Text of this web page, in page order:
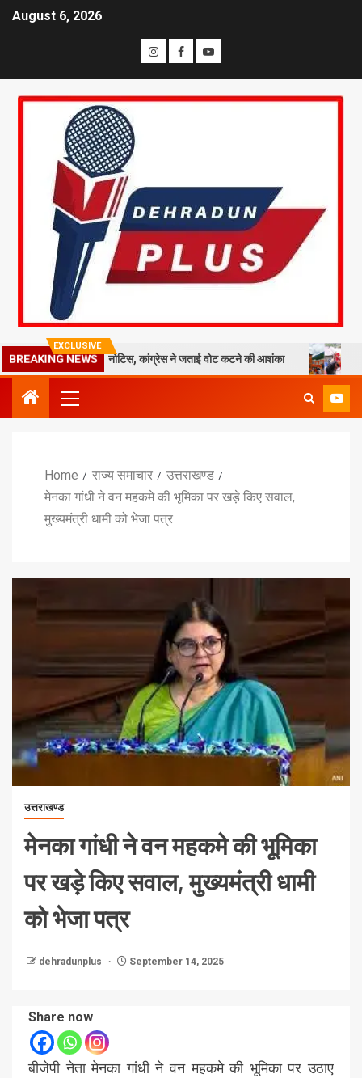
August 6, 2026
EXCLUSIVE
BREAKING NEWS
मतदाताओं को नोटिस, कांग्रेस ने जताई वोट कटने की आशंका धराली आपदा
Home राज्य समाचार
उत्तराखण्ड
मेनका गांधी ने वन महकमे की भूमिका पर खड़े किए सवाल,
मुख्यमंत्री धामी को भेजा पत्र
उत्तराखण्ड
मेनका गांधी ने वन महकमे की भूमिका
पर खड़े किए सवाल, मुख्यमंत्री धामी
को भेजा पत्र
dehradunplus September 14, 2025
Share now
बीजेपी नेता मेनका गांधी ने वन महकमे की भूमिका पर उठाए